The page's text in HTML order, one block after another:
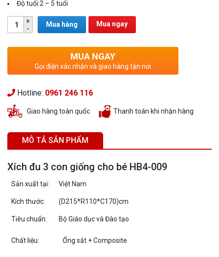
Độ tuổi:2 – 5 tuổi
Mua hàng Mua ngay
MUA NGAY
Gọi điện xác nhận và giao hàng tận nơi
Hotline: 0961 246 116
Giao hàng toàn quốc Thanh toán khi nhận hàng
MÔ TẢ SẢN PHẨM
Xích đu 3 con giống cho bé HB4-009
Sản xuất tại: Việt Nam
Kích thước: (D215*R110*C170)cm
Tiêu chuẩn: Bộ Giáo dục và Đào tạo
Chất liệu: Ống sắt + Composite